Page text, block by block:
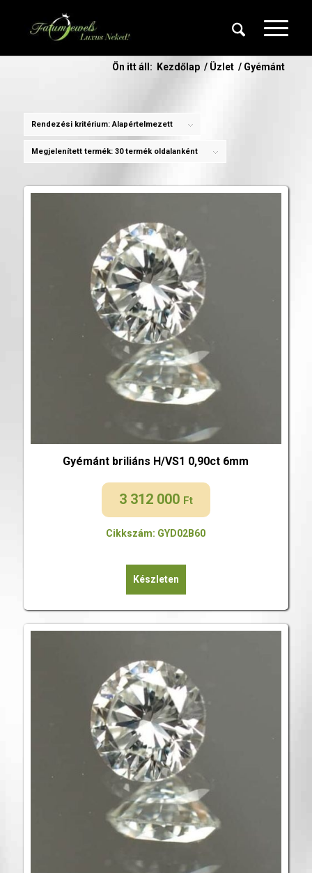
Ön itt áll: Kezdőlap / Üzlet / Gyémánt
Rendezési kritérium:Alapértelmezett
Megjelenített termék: 30 termék oldalanként
Gyémánt briliáns H/VS1 0,90ct 6mm
3 312 000 Ft
Cikkszám: GYD02B60
Készleten